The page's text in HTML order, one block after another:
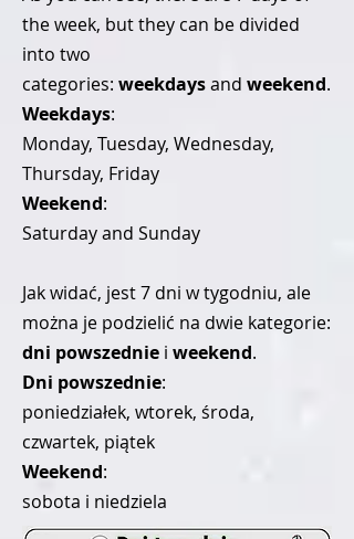
the week, but they can be divided
into two
categories: weekdaysand weekend.
Weekdays:
Monday, Tuesday, Wednesday,
Thursday, Friday
Weekend:
Saturday and Sunday
Jak widać, jest 7 dni w tygodniu, ale
można je podzielić na dwie kategorie:
dni powszednie i weekend.
Dni powszednie:
poniedziałek, wtorek, środa,
czwartek, piątek
Weekend:
sobota i niedziela